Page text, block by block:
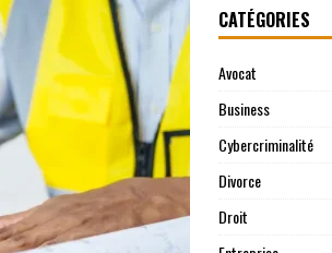
CATÉGORIES
Avocat
Business
Cybercriminalité
Divorce
Droit